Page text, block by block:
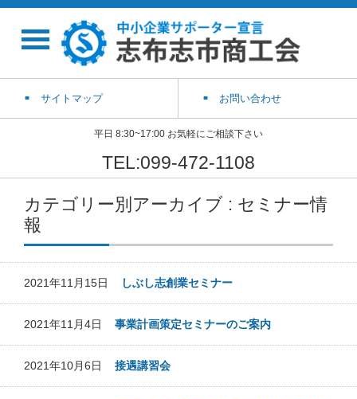
サイトマップ お問い合わせ
平日 8:30~17:00 お気軽にご相談下さい
TEL:099-472-1108
カテゴリー別アーカイブ : セミナー情
報
2021年11月15日 しぶし志創業セミナー
2021年11月4日 事業計画策定セミナーのご案内
2021年10月6日 接遇講習会